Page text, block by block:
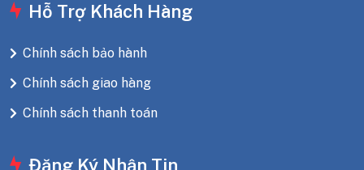
Hỗ Trợ Khách Hàng
Chính sách bảo hành
Chính sách giao hàng
Chính sách thanh toán
Đăng Ký Nhận Tin